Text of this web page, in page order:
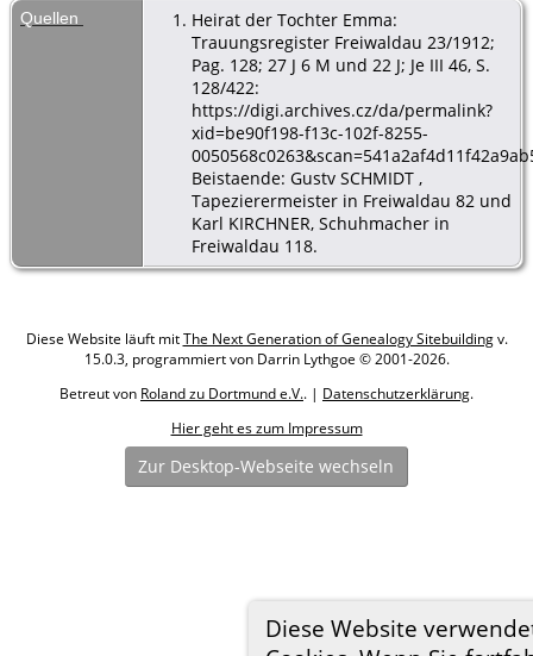
Diese Website
Quellen
Heirat der Tochter Emma:
Trauungsregister Freiwaldau 23/1912;
Pag. 128; 27 J 6 M und 22 J; Je III 46, S.
128/422:
https://digi.archives.cz/da/permalink?
xid=be90f198-f13c-102f-8255-
Beistaende: Gustv SCHMIDT ,
Tapezierermeister in Freiwaldau 82 und
Karl KIRCHNER, Schuhmacher in
Freiwaldau 118.
Diese Website läuft mitThe Next Generation of Genealogy Sitebuildingv.
15.0.3, programmiert von Darrin Lythgoe © 2001-2026.
Betreut von Roland zu Dortmund e.V.. | Datenschutzerklärung.
Hier geht es zum Impressum
Zur Desktop-Webseite wechseln